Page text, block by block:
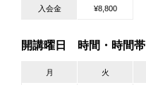
入会金 ¥8,800
開講曜日 時間・時間帯
月 火